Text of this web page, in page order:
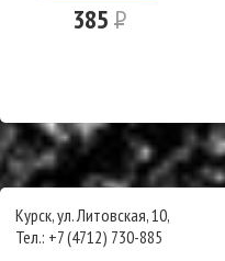
385Р
Курск, ул. Литовская, 10,
Тел.: +7 (4712) 730-885